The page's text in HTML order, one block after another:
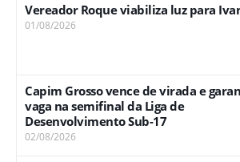
Vereador Roque viabiliza luz para
01/08/2026
Capim Grosso vence de virada e
vaga na semifinal da Liga de
Desenvolvimento Sub-17
02/08/2026